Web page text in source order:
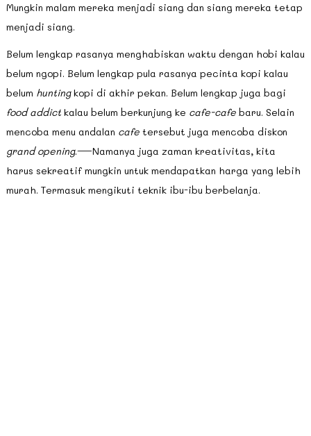
Mungkin malam mereka menjadi siang dan siang mereka tetap
menjadi siang.
Belum lengkap rasanya menghabiskan waktu dengan hobi kalau
belum ngopi. Belum lengkap pula rasanya pecinta kopi kalau
belum huntingkopi di akhir pekan. Belum lengkap juga bagi
food addictkalau belum berkunjung ke cafe-cafebaru. Selain
mencoba menu andalan cafetersebut juga mencoba diskon
grand opening.—Namanya juga zaman kreativitas, kita
harus sekreatif mungkin untuk mendapatkan harga yang lebih
murah. Termasuk mengikuti teknik ibu-ibu berbelanja.